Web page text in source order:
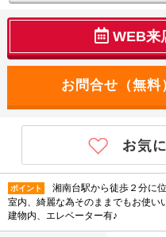
WEB来
ポイント
湘南台駅から徒歩２分に
室内、綺麗な為そのままでもお使い
建物内、エレベーター有♪